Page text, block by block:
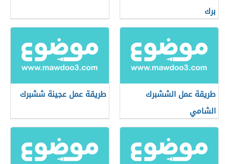
برك
طريقة عمل الششبرك
الشامي
طريقة عمل عجينة ششبرك